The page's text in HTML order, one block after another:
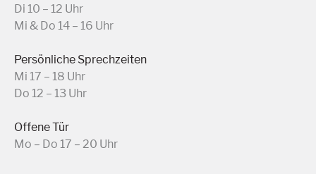
Di 10 – 12 Uhr
Mi & Do 14 – 16 Uhr
Persönliche Sprechzeiten
Mi 17 – 18 Uhr
Do 12 – 13 Uhr
Offene Tür
Mo – Do 17 – 20 Uhr